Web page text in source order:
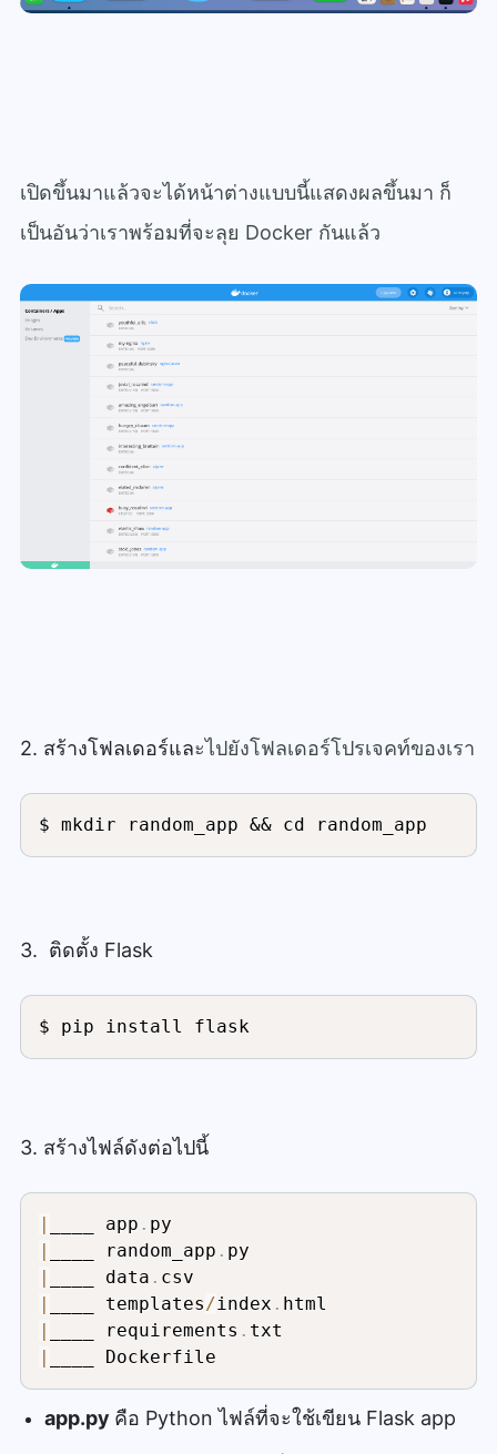
เปิดขึ้นมาแล้วจะได้หน้าต่างแบบนี้แสดงผลขึ้นมา ก็
เป็นอันว่าเราพร้อมที่จะลุย Docker กันแล้ว
2. สร้างโฟลเดอร์และไปยังโฟลเดอร์โปรเจคท์ของเรา
3. ติดตั้ง Flask
$ pip install flask
3. สร้างไฟล์ดังต่อไปนี้
____ app .
____ random_app .
____ data .
____ templates/index .
____ requirements .
____ Dockerfile
app.py คือ Python ไฟล์ที่จะใช้เขียน Flask app